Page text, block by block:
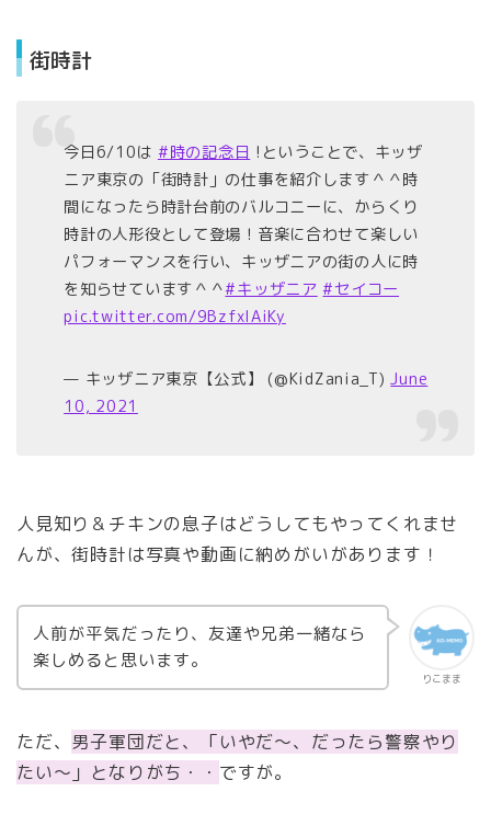
街時計
今日6/10は #時の記念日 !ということで、キッザ
ニア東京の「街時計」の仕事を紹介します＾＾時
間になったら時計台前のバルコニーに、からくり
時計の人形役として登場！音楽に合わせて楽しい
パフォーマンスを行い、キッザニアの街の人に時
を知らせています＾＾#キッザニア #セイコー
pic.twitter.com/9BzfxIAiKy
— キッザニア東京【公式】 (@KidZania_T)June
10, 2021
人見知り＆チキンの息子はどうしてもやってくれませ
んが、街時計は写真や動画に納めがいがあります！
りこまま
人前が平気だったり、友達や兄弟一緒なら
楽しめると思います。
ただ、 男子軍団だと、「いやだ～、だったら警察やり
たい～」となりがち・・ ですが。